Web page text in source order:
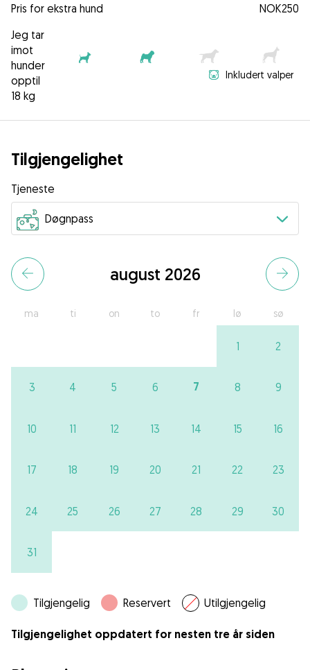
Pris for ekstra hund
NOK250
Jeg tar
imot
hunder
opptil
18 kg
Inkludert valper
Tilgjengelighet
Tjeneste
august 2026
ma ti on to fr lø sø
1 2
3 4 5 6 7 8 9
10 11 12 13 14 15 16
17 18 19 20 21 22 23
24 25 26 27 28 29 30
31
Tilgjengelig Reservert Utilgjengelig
Tilgjengelighet oppdatert for nesten tre år siden